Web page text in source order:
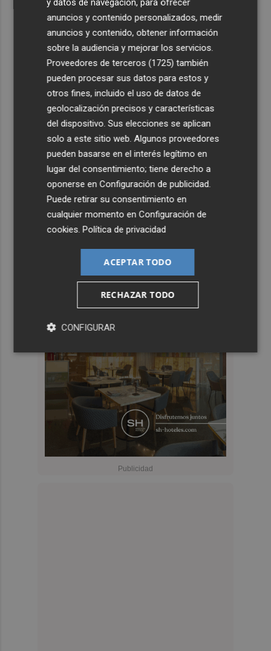
y datos de navegación, para ofrecer
anuncios y contenido personalizados, medir
anuncios y contenido, obtener información
sobre la audiencia y mejorar los servicios.
Proveedores de terceros (1725) también
pueden procesar sus datos para estos y
otros fines, incluido el uso de datos de
geolocalización precisos y características
del dispositivo. Sus elecciones se aplican
solo a este sitio web. Algunos proveedores
pueden basarse en el interés legítimo en
lugar del consentimiento; tiene derecho a
oponerse enConfiguración de publicidad.
Puede retirar su consentimiento en
cualquier momento enConfiguración de
cookies.Política de privacidad
ACEPTAR TODO
RECHAZAR TODO
CONFIGURAR